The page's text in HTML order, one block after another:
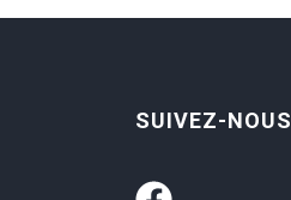
SUIVEZ-NOUS